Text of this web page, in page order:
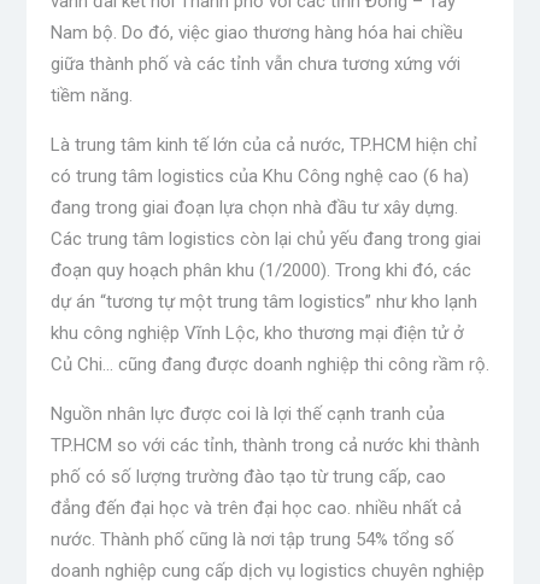
Nam bộ. Do đó, việc giao thương hàng hóa hai chiều
giữa thành phố và các tỉnh vẫn chưa tương xứng với
tiềm năng.
Là trung tâm kinh tế lớn của cả nước, TP.HCM hiện chỉ
có trung tâm logistics của Khu Công nghệ cao (6 ha)
đang trong giai đoạn lựa chọn nhà đầu tư xây dựng.
Các trung tâm logistics còn lại chủ yếu đang trong giai
đoạn quy hoạch phân khu (1/2000). Trong khi đó, các
dự án “tương tự một trung tâm logistics” như kho lạnh
khu công nghiệp Vĩnh Lộc, kho thương mại điện tử ở
Củ Chi… cũng đang được doanh nghiệp thi công rầm rộ.
Nguồn nhân lực được coi là lợi thế cạnh tranh của
TP.HCM so với các tỉnh, thành trong cả nước khi thành
phố có số lượng trường đào tạo từ trung cấp, cao
đẳng đến đại học và trên đại học cao. nhiều nhất cả
nước. Thành phố cũng là nơi tập trung 54% tổng số
doanh nghiệp cung cấp dịch vụ logistics chuyên nghiệp